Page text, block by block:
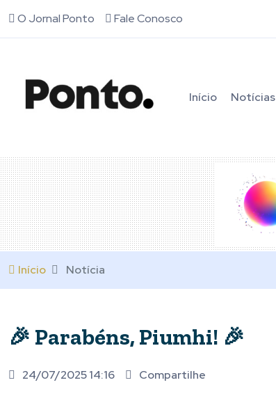
O Jornal Ponto Fale Conosco
Início Notícias
Início Notícia
🎉 Parabéns, Piumhi! 🎉
24/07/2025 14:16 Compartilhe